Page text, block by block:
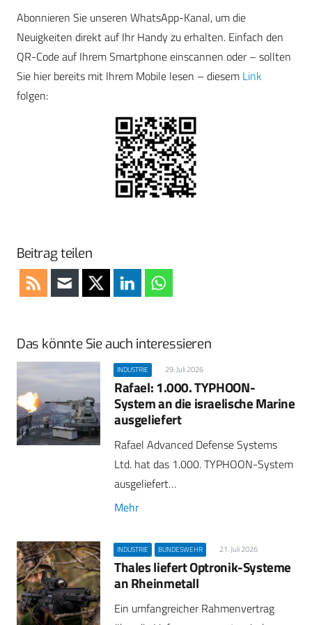
Abonnieren Sie unseren WhatsApp-Kanal, um die
Neuigkeiten direkt auf Ihr Handy zu erhalten. Einfach den
QR-Code auf Ihrem Smartphone einscannen oder – sollten
Sie hier bereits mit Ihrem Mobile lesen – diesem Link
folgen:
Beitrag teilen
Das könnte Sie auch interessieren
INDUSTRIE 29. Juli 2026
Rafael: 1.000. TYPHOON-
System an die israelische Marine
ausgeliefert
Rafael Advanced Defense Systems
Ltd. hat das 1.000. TYPHOON-System
ausgeliefert…
Mehr
INDUSTRIE BUNDESWEHR 21. Juli 2026
Thales liefert Optronik-Systeme
an Rheinmetall
Ein umfangreicher Rahmenvertrag